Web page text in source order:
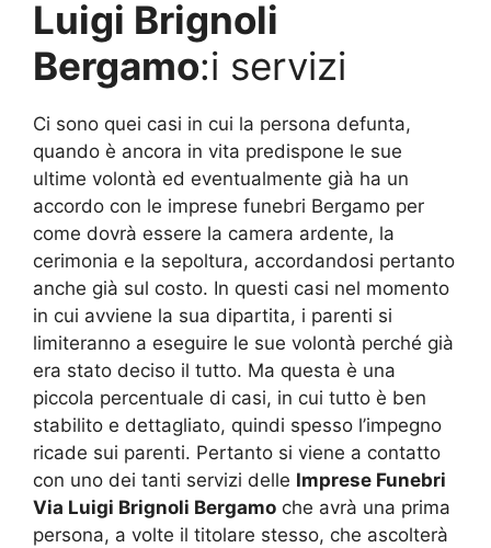
Luigi Brignoli
Bergamo:i servizi
Ci sono quei casi in cui la persona defunta,
quando è ancora in vita predispone le sue
ultime volontà ed eventualmente già ha un
accordo con le imprese funebri Bergamo per
come dovrà essere la camera ardente, la
cerimonia e la sepoltura, accordandosi pertanto
anche già sul costo. In questi casi nel momento
in cui avviene la sua dipartita, i parenti si
limiteranno a eseguire le sue volontà perché già
era stato deciso il tutto. Ma questa è una
piccola percentuale di casi, in cui tutto è ben
stabilito e dettagliato, quindi spesso l’impegno
ricade sui parenti. Pertanto si viene a contatto
con uno dei tanti servizi delle Imprese Funebri
Via Luigi Brignoli Bergamo che avrà una prima
persona, a volte il titolare stesso, che ascolterà